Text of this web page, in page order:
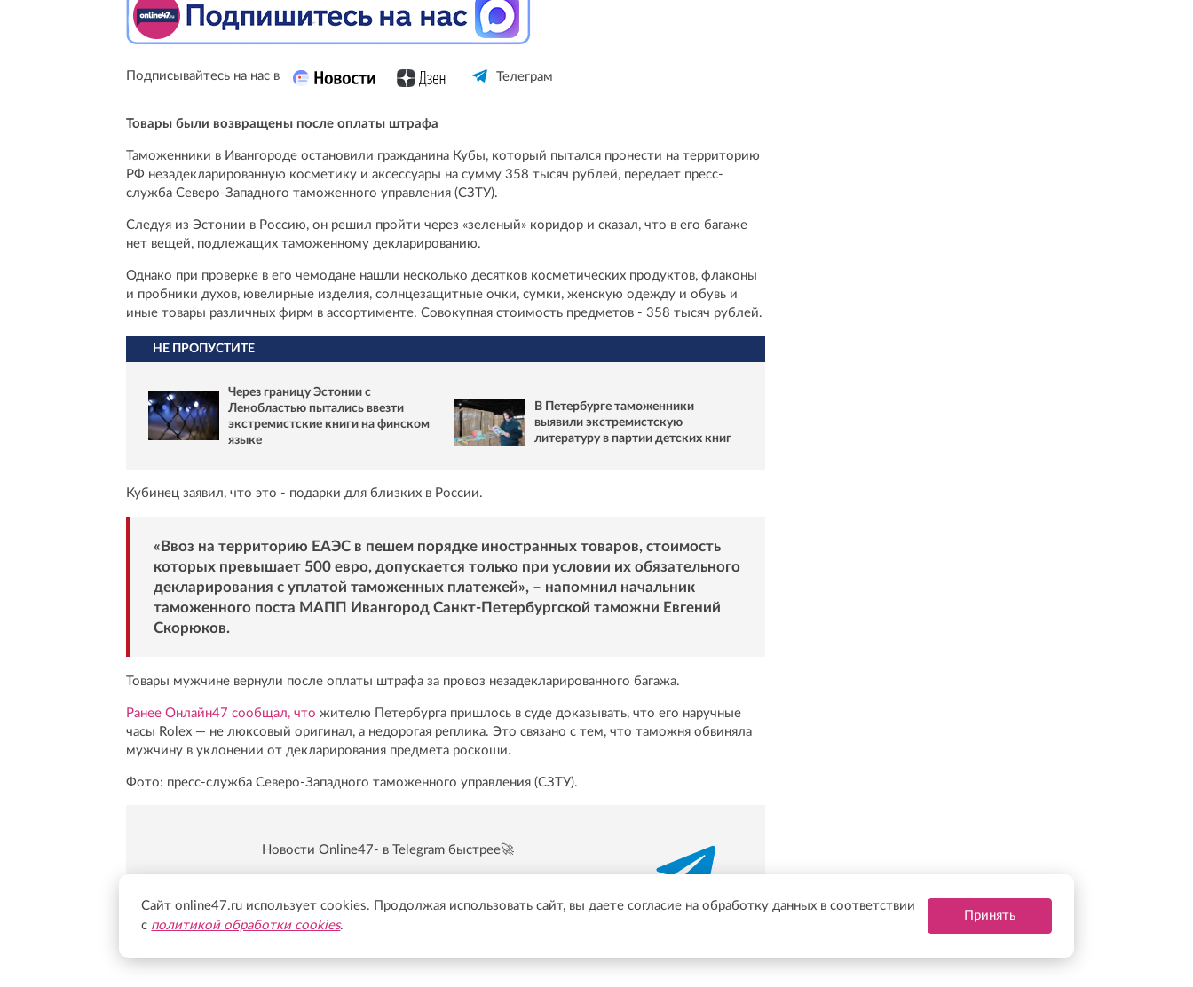
Подписывайтесь на нас в Телеграм
Товары были возвращены после оплаты штрафа
Таможенники в Ивангороде остановили гражданина Кубы, который пытался пронести на территорию
РФ незадекларированную косметику и аксессуары на сумму 358 тысяч рублей, передает пресс-
служба Северо-Западного таможенного управления (СЗТУ).
Следуя из Эстонии в Россию, он решил пройти через «зеленый» коридор и сказал, что в его багаже
нет вещей, подлежащих таможенному декларированию.
Однако при проверке в его чемодане нашли несколько десятков косметических продуктов, флаконы
и пробники духов, ювелирные изделия, солнцезащитные очки, сумки, женскую одежду и обувь и
иные товары различных фирм в ассортименте. Совокупная стоимость предметов - 358 тысяч рублей.
НЕ ПРОПУСТИТЕ
Через границу Эстонии с
Ленобластью пытались ввезти
экстремистские книги на финском
языке
В Петербурге таможенники
выявили экстремистскую
литературу в партии детских книг
Кубинец заявил, что это - подарки для близких в России.
«Ввоз на территорию ЕАЭС в пешем порядке иностранных товаров, стоимость
которых превышает 500 евро, допускается только при условии их обязательного
декларирования с уплатой таможенных платежей», – напомнил начальник
таможенного поста МАПП Ивангород Санкт-Петербургской таможни Евгений
Скорюков.
Товары мужчине вернули после оплаты штрафа за провоз незадекларированного багажа.
Ранее Онлайн47 сообщал, что жителю Петербурга пришлось в суде доказывать, что его наручные
часы Rolex — не люксовый оригинал, а недорогая реплика. Это связано с тем, что таможня обвиняла
мужчину в уклонении от декларирования предмета роскоши.
Фото: пресс-служба Северо-Западного таможенного управления (СЗТУ).
Новости Online47- в Telegram быстрее🚀
Сайт online47.ru использует cookies. Продолжая использовать сайт, вы даете согласие на обработку данных в соответствии
с политикой обработки cookies.
Принять